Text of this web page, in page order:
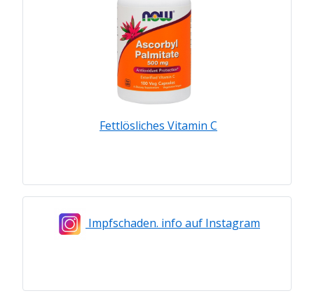
Fettlösliches Vitamin C
Impfschaden. info auf Instagram